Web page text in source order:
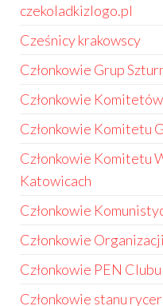
czekoladkizlogo.pl
Cześnicy krakowscy
Członkowie Grup
Członkowie
Członkowie Komitetu
Członkowie Komitetu
Katowicach
Członkowie
Członkowie
Członkowie PEN Clubu
Członkowie stanu